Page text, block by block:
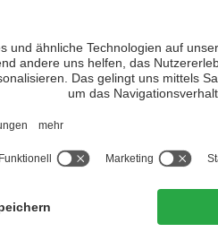
mit ihren Symbolen, die Geburt
als Weltenrichter. Über die
aus dem Leben der Muttergottes
sind St. Helena, St.
Dieser reiche Freskenschmuck
erblickt man auch an der
An der Südwand,
hl. Jungfrauen Katharina,
. Sie wurde auf